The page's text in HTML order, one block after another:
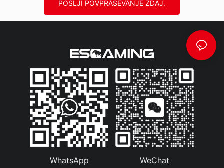
POŠLJI POVPRAŠEVANJE ZDAJ.
WhatsApp WeChat